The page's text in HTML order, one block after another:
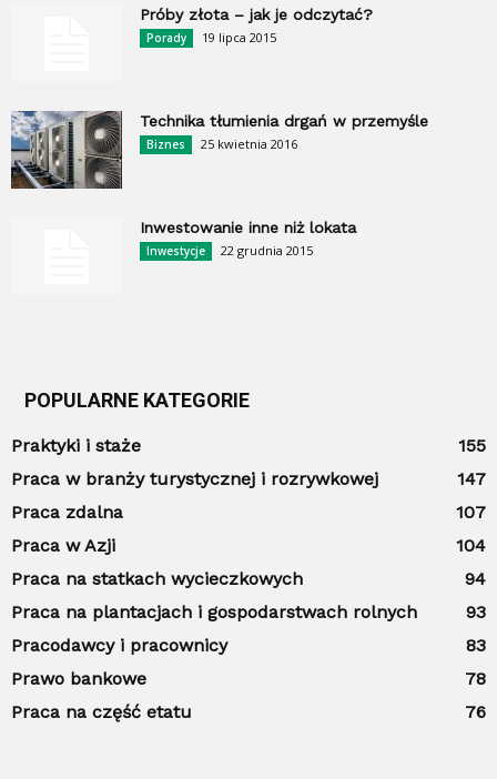
Próby złota – jak je odczytać?
Porady 19 lipca 2015
Technika tłumienia drgań w przemyśle
Biznes 25 kwietnia 2016
Inwestowanie inne niż lokata
Inwestycje 22 grudnia 2015
POPULARNE KATEGORIE
Praktyki i staże
155
Praca w branży turystycznej i rozrywkowej
147
Praca zdalna
107
Praca w Azji
104
Praca na statkach wycieczkowych
94
Praca na plantacjach i gospodarstwach rolnych
93
Pracodawcy i pracownicy
83
Prawo bankowe
78
Praca na część etatu
76